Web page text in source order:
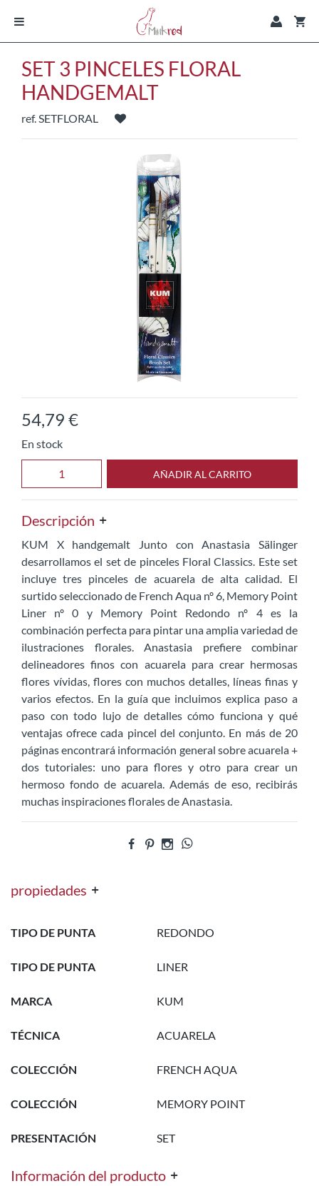
SET 3 PINCELES FLORAL
HANDGEMALT
ref. SETFLORAL
54,79 €
En stock
AÑADIR AL CARRITO
Descripción
KUM X handgemalt Junto con Anastasia Sälinger
desarrollamos el set de pinceles Floral Classics. Este set
incluye tres pinceles de acuarela de alta calidad. El
surtido seleccionado de French Aqua nº 6, Memory Point
Liner nº 0 y Memory Point Redondo nº 4 es la
combinación perfecta para pintar una amplia variedad de
ilustraciones florales. Anastasia prefiere combinar
delineadores finos con acuarela para crear hermosas
flores vívidas, flores con muchos detalles, líneas finas y
varios efectos. En la guía que incluimos explica paso a
paso con todo lujo de detalles cómo funciona y qué
ventajas ofrece cada pincel del conjunto. En más de 20
páginas encontrará información general sobre acuarela +
dos tutoriales: uno para flores y otro para crear un
hermoso fondo de acuarela. Además de eso, recibirás
muchas inspiraciones florales de Anastasia.
propiedades
TIPO DE PUNTA REDONDO
TIPO DE PUNTA LINER
MARCA KUM
TÉCNICA ACUARELA
COLECCIÓN FRENCH AQUA
COLECCIÓN MEMORY POINT
PRESENTACIÓN SET
Información del producto